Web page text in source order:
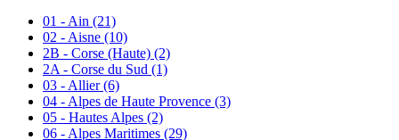
01 - Ain (21)
02 - Aisne (10)
2B - Corse (Haute) (2)
2A - Corse du Sud (1)
03 - Allier(6)
04 - Alpes de Haute Provence (3)
05 - Hautes Alpes (2)
06 - Alpes Maritimes (29)